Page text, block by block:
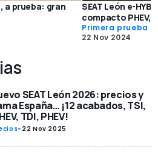
a prueba: gran
SEAT León e-
compacto PHEV,
Primera prueba
22 Nov 2024
SEAT León 2026: precios y
España… ¡12 acabados, TSI,
TDI, PHEV!
- 22 Nov 2025